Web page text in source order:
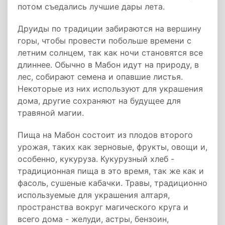
потом съедались лучшие дары лета.
Друиды по традиции забираются на вершину
горы, чтобы провести побольше времени с
летним солнцем, так как ночи становятся все
длиннее. Обычно в Мабон идут на природу, в
лес, собирают семена и опавшие листья.
Некоторые из них используют для украшения
дома, другие сохраняют на будущее для
травяной магии.
Пища на Мабон состоит из плодов второго
урожая, таких как зерновые, фрукты, овощи и,
особенно, кукуруза. Кукурузный хлеб -
традиционная пища в это время, так же как и
фасоль, сушеные кабачки. Травы, традиционно
используемые для украшения алтаря,
пространства вокруг магического круга и
всего дома - желуди, астры, бензоин,